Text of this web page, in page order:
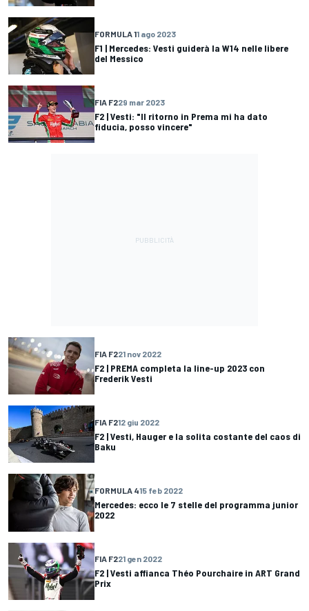
FORMULA 11 ago 2023
F1 | Mercedes: Vesti guiderà la W14 nelle libere
del Messico
FIA F229 mar 2023
F2 | Vesti: "Il ritorno in Prema mi ha dato
fiducia, posso vincere"
FIA F221 nov 2022
F2 | PREMA completa la line-up 2023 con
Frederik Vesti
FIA F212 giu 2022
F2 | Vesti, Hauger e la solita costante del caos di
Baku
FORMULA 415 feb 2022
Mercedes: ecco le 7 stelle del programma junior
2022
FIA F221 gen 2022
F2 | Vesti affianca Théo Pourchaire in ART Grand
Prix